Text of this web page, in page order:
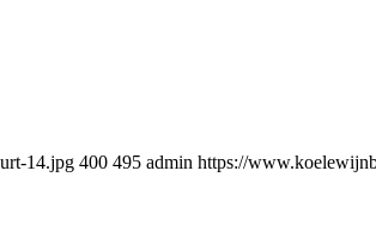
14.jpg 400 495 admin https://